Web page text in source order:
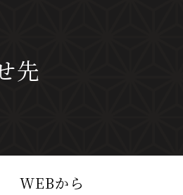
先
WEBから